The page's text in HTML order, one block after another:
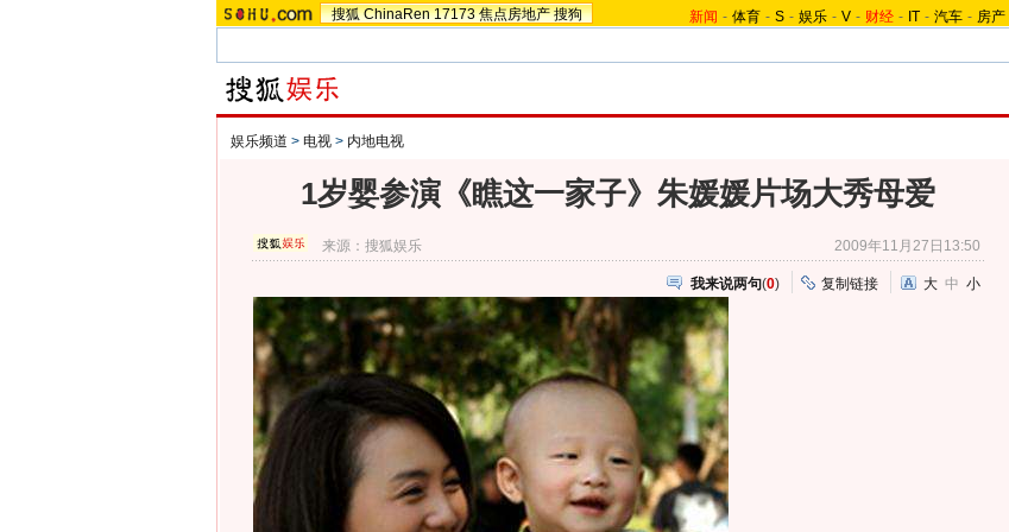
搜狐 ChinaRen 17173 焦点房地产 搜狗 新闻 - 体育 - S - 娱乐 - V - 财经 - IT - 汽车 - 房产
娱乐频道 > 电视 > 内地电视
1岁婴参演《瞧这一家子》朱媛媛片场大秀母爱
来源：搜狐娱乐 2009年11月27日13:50
我来说两句(0) 复制链接 大 中 小